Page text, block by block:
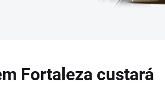
Fortaleza custará